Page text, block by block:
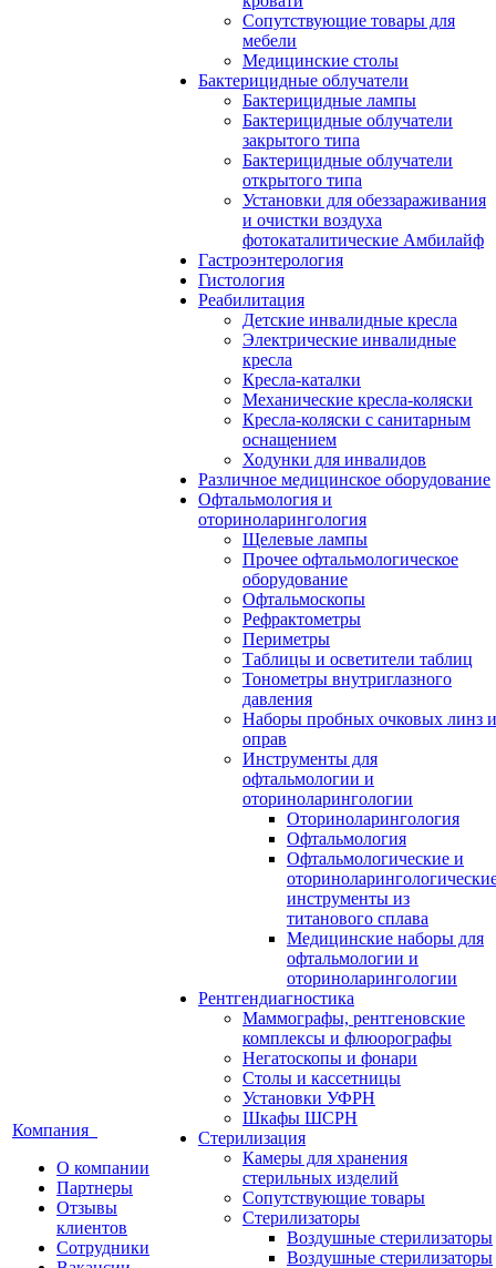
Компания
О компании
Партнеры
Отзывы
клиентов
Сотрудники
Сопутствующие товары для
мебели
Медицинские столы
Бактерицидные облучатели
Бактерицидные лампы
Бактерицидные облучатели
закрытого типа
Бактерицидные облучатели
открытого типа
Установки для обеззараживания
и очистки воздуха
фотокаталитические Амбилайф
Гастроэнтерология
Гистология
Реабилитация
Детские инвалидные кресла
Электрические инвалидные
кресла
Кресла-каталки
Механические кресла-коляски
Кресла-коляски с санитарным
оснащением
Ходунки для инвалидов
Различное медицинское оборудование
Офтальмология и
оториноларингология
Щелевые лампы
Прочее офтальмологическое
оборудование
Офтальмоскопы
Рефрактометры
Периметры
Таблицы и осветители таблиц
Тонометры внутриглазного
давления
Наборы пробных очковых линз и
оправ
Инструменты для
офтальмологии и
оториноларингологии
Оториноларингология
Офтальмология
Офтальмологические и
инструменты из
титанового сплава
Медицинские наборы для
офтальмологии и
оториноларингологии
Рентгендиагностика
Маммографы, рентгеновские
комплексы и флюорографы
Негатоскопы и фонари
Столы и кассетницы
Установки УФРН
Шкафы ШСРН
Стерилизация
Камеры для хранения
стерильных изделий
Сопутствующие товары
Стерилизаторы
Воздушные стерилизаторы
Воздушные стерилизаторы